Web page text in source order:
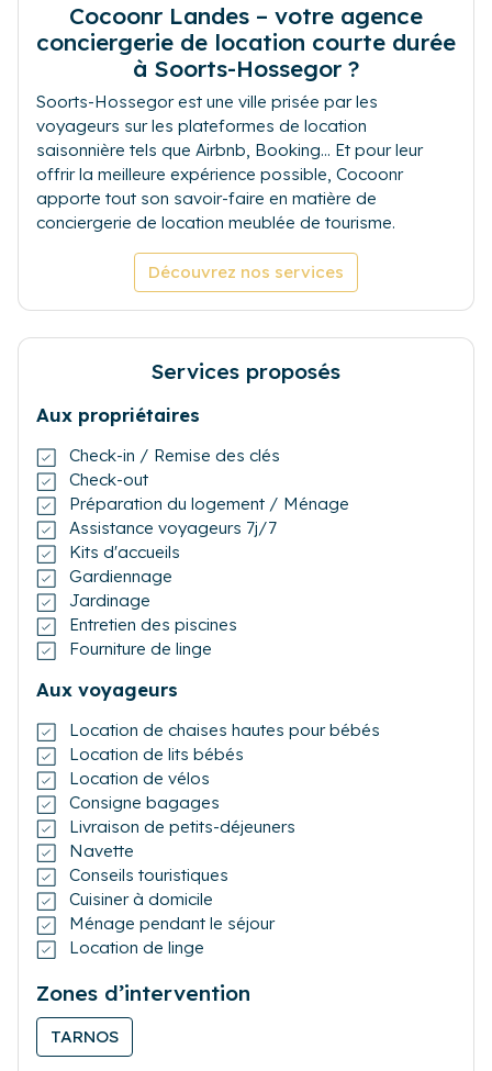
Cocoonr Landes – votre agence
conciergerie de location courte durée
à Soorts-Hossegor ?
Soorts-Hossegor est une ville prisée par les
voyageurs sur les plateformes de location
saisonnière tels que Airbnb, Booking... Et pour leur
offrir la meilleure expérience possible, Cocoonr
apporte tout son savoir-faire en matière de
conciergerie de location meublée de tourisme.
Découvrez nos services
Services proposés
Aux propriétaires
Check-in / Remise des clés
Check-out
Préparation du logement / Ménage
Assistance voyageurs 7j/7
Kits d'accueils
Gardiennage
Jardinage
Entretien des piscines
Fourniture de linge
Aux voyageurs
Location de chaises hautes pour bébés
Location de lits bébés
Location de vélos
Consigne bagages
Livraison de petits-déjeuners
Navette
Conseils touristiques
Cuisiner à domicile
Ménage pendant le séjour
Location de linge
Zones d’intervention
TARNOS